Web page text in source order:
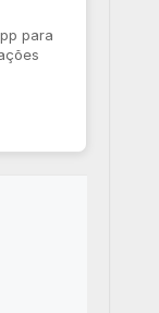
para